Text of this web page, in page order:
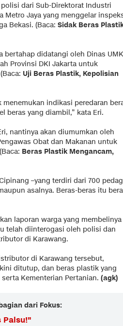
dari Sub-Direktorat Industri
Metro Jaya yang menggelar
Bekasi. (Baca: Sidak Beras
bertahap didatangi oleh Dinas
Provinsi DKI Jakarta untuk
Uji Beras Plastik, Kepolisian
indikasi peredaran
beras yang diambil,” kata Eri.
nantinya akan diumumkan oleh
Obat dan Makanan untuk
Beras Plastik Mengancam,
–yang terdiri dari 700
asalnya. Beras-beras itu
laporan warga yang membelinya
telah diinterogasi oleh polisi dan
di Karawang.
di Karawang tersebut,
ditutup, dan beras plastik yang
Kementerian Pertanian. (agk)
dari Fokus:
Palsu!"